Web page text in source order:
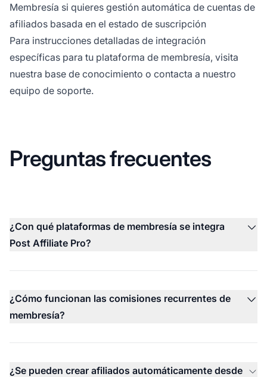
Membresía si quieres gestión automática de cuentas de
afiliados basada en el estado de suscripción
Para instrucciones detalladas de integración
específicas para tu plataforma de membresía, visita
nuestra base de conocimiento o contacta a nuestro
equipo de soporte.
Preguntas frecuentes
¿Con qué plataformas de membresía se integra
Post Affiliate Pro?
¿Cómo funcionan las comisiones recurrentes de
membresía?
¿Se pueden crear afiliados automáticamente desde